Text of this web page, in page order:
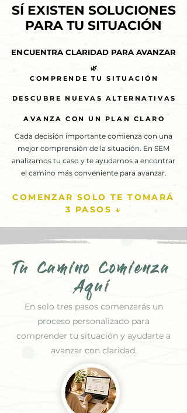
SÍ EXISTEN SOLUCIONES
PARA TU SITUACIÓN
SÍ EXISTEN SOLUCIONES
PARA TU SITUACIÓN
ENCUENTRA CLARIDAD PARA AVANZAR
ENCUENTRA CLARIDAD PARA AVANZAR
🌿
COMPRENDE TU SITUACIÓN
DESCUBRE NUEVAS ALTERNATIVAS
AVANZA CON UN PLAN CLARO
🌿
COMPRENDE TU SITUACIÓN
DESCUBRE NUEVAS ALTERNATIVAS
AVANZA CON UN PLAN CLARO
Cada decisión importante comienza con una
mejor comprensión de la situación. En SEM
analizamos tu caso y te ayudamos a encontrar
el camino más conveniente para avanzar.
COMENZAR SOLO TE TOMARÁ
3 PASOS ↓
Tu Camino Comienza
Aquí
En solo tres pasos comenzarás un
proceso personalizado para
comprender tu situación y ayudarte a
avanzar con claridad.